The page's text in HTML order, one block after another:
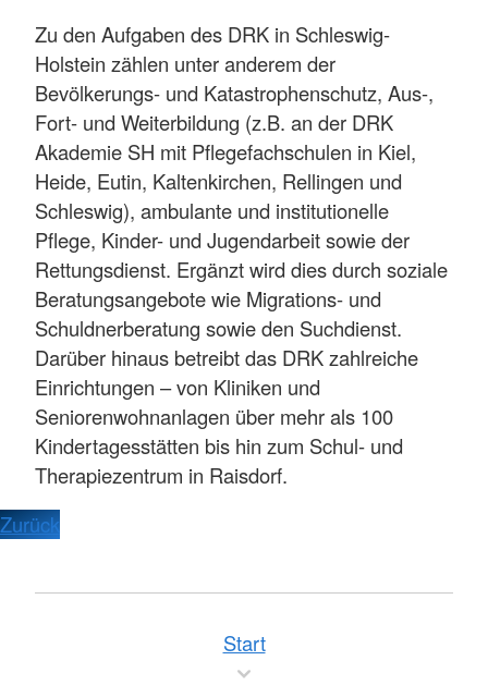
Zu den Aufgaben des DRK in Schleswig-
Holstein zählen unter anderem der
Bevölkerungs- und Katastrophenschutz, Aus-,
Fort- und Weiterbildung (z.B. an der DRK
Akademie SH mit Pflegefachschulen in Kiel,
Heide, Eutin, Kaltenkirchen, Rellingen und
Schleswig), ambulante und institutionelle
Pflege, Kinder- und Jugendarbeit sowie der
Rettungsdienst. Ergänzt wird dies durch soziale
Beratungsangebote wie Migrations- und
Schuldnerberatung sowie den Suchdienst.
Darüber hinaus betreibt das DRK zahlreiche
Einrichtungen – von Kliniken und
Seniorenwohnanlagen über mehr als 100
Kindertagesstätten bis hin zum Schul- und
Therapiezentrum in Raisdorf.
Zurück
Start